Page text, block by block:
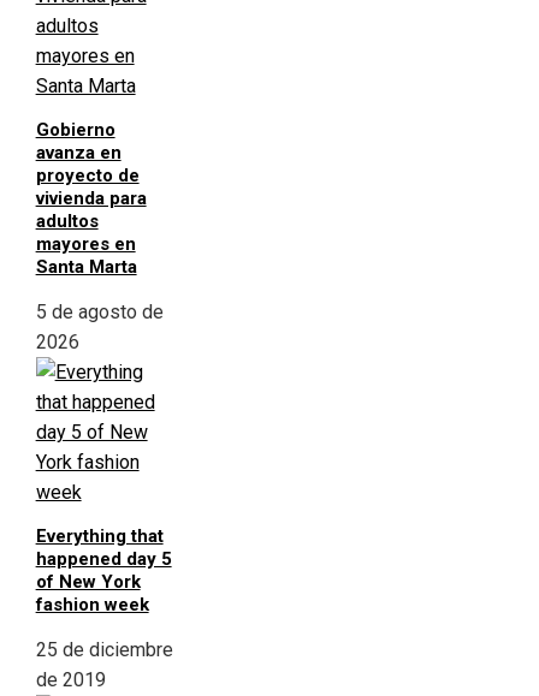
Gobierno
avanza en
proyecto de
vivienda para
adultos
mayores en
Santa Marta
5 de agosto de
2026
Everything that
happened day 5
of New York
fashion week
25 de diciembre
de 2019